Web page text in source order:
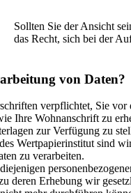
Sollten Sie der Ansicht
das Recht, sich bei der
von Daten?
verpflichtet, Sie
Ihre Wohnanschrift zu
zur Verfügung zu
Wertpapierinstitut
zu verarbeiten.
deren Erhebung wir